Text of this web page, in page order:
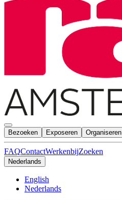
Bezoeken Exposeren Organiseren
FAQContactWerkenbijZoeken
Nederlands
English
Nederlands